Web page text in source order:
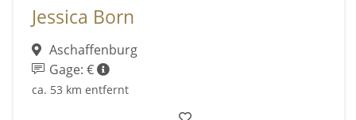
Jessica Born
Aschaffenburg
Gage: €
ca. 53 km entfernt